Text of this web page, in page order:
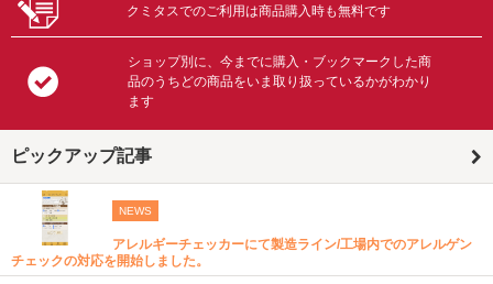
クミタスでのご利用は商品購入時も無料です
ショップ別に、今までに購入・ブックマークした商
品のうちどの商品をいま取り扱っているかがわかり
ます
ピックアップ記事
NEWS
アレルギーチェッカーにて製造ライン/工場内でのアレルゲン
チェックの対応を開始しました。